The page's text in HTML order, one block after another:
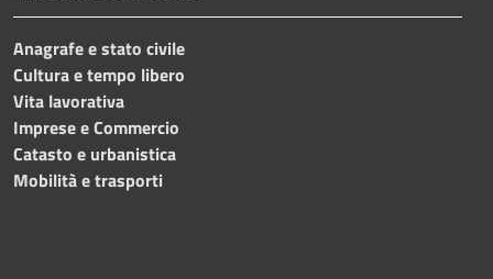
Anagrafe e stato civile
Cultura e tempo libero
Vita lavorativa
Imprese e Commercio
Catasto e urbanistica
Mobilità e trasporti